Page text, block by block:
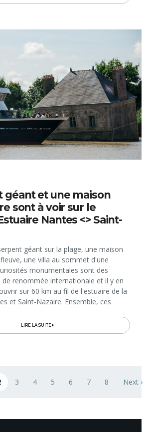
géant et une maison
sont à voir sur le
Nantes <> Saint-
géant sur la plage, une maison
une villa au sommet d'une
monumentales sont des
renommée internationale et il y en
sur 60 km au fil de l'estuaire de la
et Saint-Nazaire. Ensemble, ces
LIRE LA SUITE
courante
Page
3 Page
4 Page
5 Page
6 Page
7 Page
8 Next
Next ›